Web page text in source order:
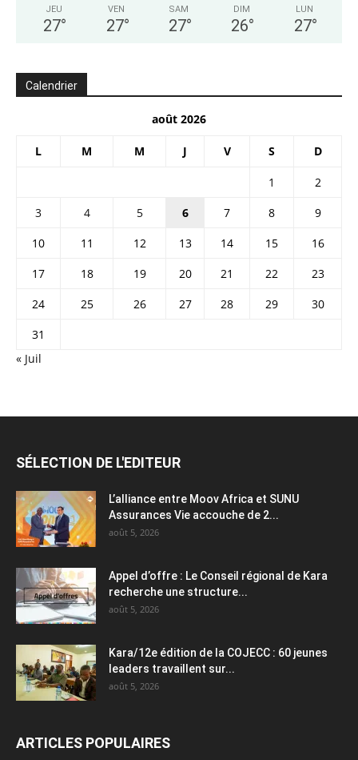
JEU
27°
VEN
27°
SAM
27°
DIM
26°
LUN
27°
Calendrier
août 2026
L M M J V S D
1
2
3
4 5 6 7 8
9
10
11 12 13 14 15
16
17
18 19 20 21 22
23
24
25 26 27 28 29
30
31
« Juil
SÉLECTION DE L'EDITEUR
L’alliance entre Moov Africa et SUNU
Assurances Vie accouche de 2...
août 5, 2026
Appel d’offre : Le Conseil régional de Kara
recherche une structure...
août 5, 2026
Kara/12e édition de la COJECC : 60 jeunes
leaders travaillent sur...
août 5, 2026
ARTICLES POPULAIRES